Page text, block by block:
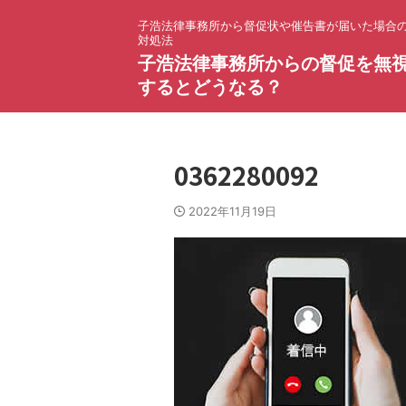
子浩法律事務所から督促状や催告書が届いた場合
対処法
子浩法律事務所からの督促を無
するとどうなる？
0362280092
2022年11月19日